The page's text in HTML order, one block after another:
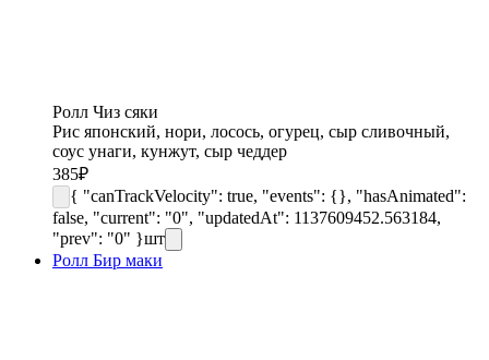
Ролл Чиз сяки
Рис японский, нори, лосось, огурец, сыр сливочный,
соус унаги, кунжут, сыр чеддер
385₽
{ "canTrackVelocity": true, "events": {}, "hasAnimated":
false, "current": "0", "updatedAt": 1137609452.563184,
"prev": "0" }шт
Ролл Бир маки